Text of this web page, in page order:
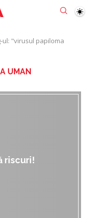
ul: "virusul papiloma
UMAN
riscuri!